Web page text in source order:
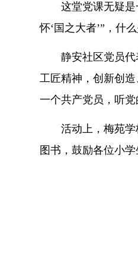
这堂党课无疑
怀‘国之大者’”，什
静安社区党员
工匠精神，创新创
一个共产党员，听党
活动上，梅苑
图书，鼓励各位小